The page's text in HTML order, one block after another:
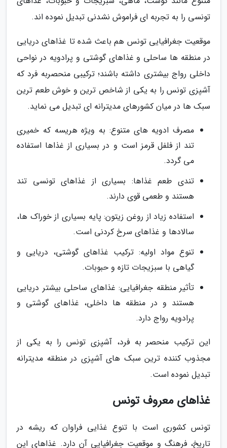
تونسی را به تجربه ای فراموش نشدنی تبدیل نموده اند.
موقعیت جغرافیایی تونس هم باعث شده تا غذاهای دریایی
در منطقه ها ساحلی و غذاهای گوشتی و پرادویه در نواحی
داخلی رواج بیشتری داشته باشند؛ ترکیبی منحصربه فرد که
آشپزی تونس را به یکی از شاخص ترین و خوش طعم ترین
سبک ها در میان کشورهای مدیترانه ای تبدیل می نماید.
مصرف ادویه های متنوع: به ویژه هریسه که خمیری
تند از فلفل قرمز است و در بسیاری از غذاها استفاده
می گردد.
تندی طعم غذاها: بسیاری از غذاهای تونسی تند
هستند و طعمی قوی دارند.
استفاده زیاد از روغن زیتون: پایه بسیاری از خوراک ها،
سالادها و غذاهای سرخ کردنی است.
تنوع مواد اولیه: ترکیب غذاهای گوشتی، دریایی و
گیاهی با سبزیجات تازه و حبوبات.
تأثیر منطقه جغرافیایی: غذاهای ساحلی بیشتر دریایی
هستند و در منطقه ها داخلی، غذاهای گوشتی و
پرادویه رواج دارد.
این ترکیب منحصر به فرد، آشپزی تونس را به یکی از
مجذوب کننده ترین سبک های آشپزی در منطقه مدیترانه
تبدیل نموده است.
غذاهای معروف تونس
تونس کشوری است با تنوع غذایی فراوان که ریشه در
تاریخ، فرهنگ و موقعیت جغرافیایی آن دارد. غذاهای این